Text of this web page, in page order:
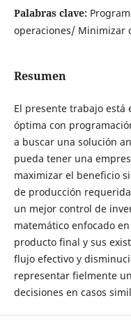
Palabras clave:
operaciones/ Minimizar
Resumen
El presente trabajo está
óptima con
a buscar una solución
pueda tener una
maximizar el beneficio
de producción
un mejor control de
matemático enfocado
producto final y sus
flujo efectivo y
representar fielmente
decisiones en casos